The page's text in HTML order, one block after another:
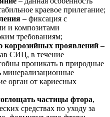
краевое прилегание;
– фиксация с
и композитами
требованиям;
коррозийных проявлений –
СИЦ, в течение
проникать в природные
минерализационные
орган от кариесных
частицы фтора,
средствах по уходу за